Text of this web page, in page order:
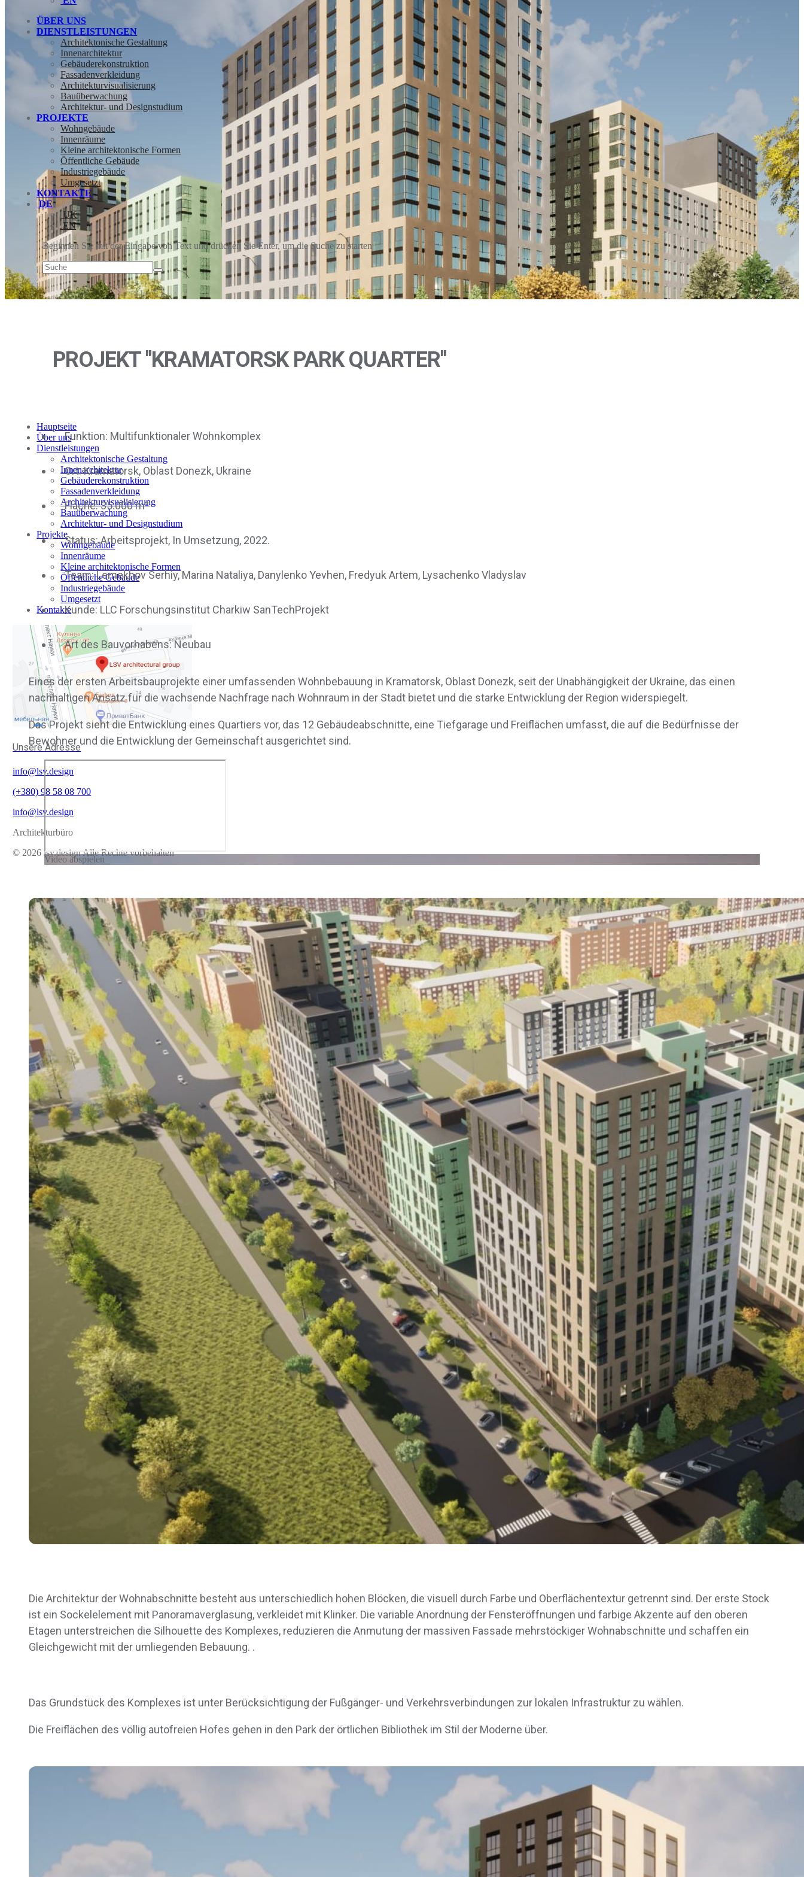
ÜBER UNS
DIENSTLEISTUNGEN
Architektonische Gestaltung
Innenarchitektur
Gebäuderekonstruktion
Fassadenverkleidung
Architekturvisualisierung
Bauüberwachung
Architektur- und Designstudium
PROJEKTE
Wohngebäude
Innenräume
Kleine architektonische Formen
Öffentliche Gebäude
Industriegebäude
Umgesetzt
KONTAKTE
DE
UK
EN
Beginnen Sie mit der Eingabe von Text und drücken Sie Enter, um die Suche zu starten
Hauptseite
Über uns
Dienstleistungen
Architektonische Gestaltung
Innenarchitektur
Gebäuderekonstruktion
Fassadenverkleidung
Architekturvisualisierung
Bauüberwachung
Architektur- und Designstudium
Projekte
Wohngebäude
Innenräume
Kleine architektonische Formen
Öffentliche Gebäude
Industriegebäude
Umgesetzt
Kontakte
Unsere Adresse
info@lsv.design
(+380) 98 58 08 700
info@lsv.design
Architekturbüro
© 2026 lsv.design Alle Rechte vorbehalten
PROJEKT "KRAMATORSK PARK QUARTER"
Funktion: Multifunktionaler Wohnkomplex
Ort: Kramatorsk, Oblast Donezk, Ukraine
Fläche: 35.000 m²
Status: Arbeitsprojekt, In Umsetzung, 2022.
Team: Lemekhov Serhiy, Marina Nataliya, Danylenko Yevhen, Fredyuk Artem, Lysachenko Vladyslav
Kunde: LLC Forschungsinstitut Charkiw SanTechProjekt
Art des Bauvorhabens: Neubau
Eines der ersten Arbeitsbauprojekte einer umfassenden Wohnbebauung in Kramatorsk, Oblast Donezk, seit der Unabhängigkeit der Ukraine, das einen
nachhaltigen Ansatz für die wachsende Nachfrage nach Wohnraum in der Stadt bietet und die starke Entwicklung der Region widerspiegelt.
Das Projekt sieht die Entwicklung eines Quartiers vor, das 12 Gebäudeabschnitte, eine Tiefgarage und Freiflächen umfasst, die auf die Bedürfnisse der
Bewohner und die Entwicklung der Gemeinschaft ausgerichtet sind.
Video abspielen
Die Architektur der Wohnabschnitte besteht aus unterschiedlich hohen Blöcken, die visuell durch Farbe und Oberflächentextur getrennt sind. Der erste Stock
ist ein Sockelelement mit Panoramaverglasung, verkleidet mit Klinker. Die variable Anordnung der Fensteröffnungen und farbige Akzente auf den oberen
Etagen unterstreichen die Silhouette des Komplexes, reduzieren die Anmutung der massiven Fassade mehrstöckiger Wohnabschnitte und schaffen ein
Gleichgewicht mit der umliegenden Bebauung. .
Das Grundstück des Komplexes ist unter Berücksichtigung der Fußgänger- und Verkehrsverbindungen zur lokalen Infrastruktur zu wählen.
Die Freiflächen des völlig autofreien Hofes gehen in den Park der örtlichen Bibliothek im Stil der Moderne über.